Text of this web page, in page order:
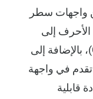
واجهات سطر
الأحرف إلى
واجهات المستخدم الرسومية (GUI)، بالإضافة إلى
في واجهة
قابلية